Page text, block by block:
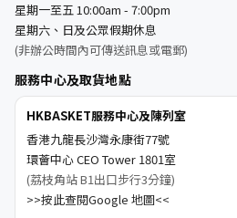
星期一至五 10:00am - 7:00pm
星期六、日及公眾假期休息
(非辦公時間內可傳送訊息或電郵)
服務中心及取貨地點
HKBASKET服務中心及陳列室
香港九龍長沙灣永康街77號
環薈中心 CEO Tower 1801室
(荔枝角站 B1出口步行3分鐘)
>>按此查閱Google 地圖<<